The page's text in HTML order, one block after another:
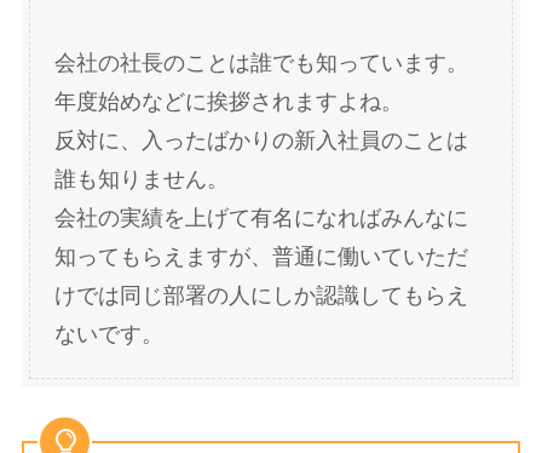
会社の社長のことは誰でも知っています。
年度始めなどに挨拶されますよね。
反対に、入ったばかりの新入社員のことは
誰も知りません。
会社の実績を上げて有名になればみんなに
知ってもらえますが、普通に働いていただ
けでは同じ部署の人にしか認識してもらえ
ないです。